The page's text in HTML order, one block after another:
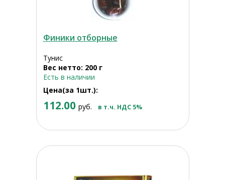
Финики отборные
Тунис
Вес нетто: 200 г
Есть в наличии
Цена(за 1шт.):
112.00 руб. в т.ч. НДС 5%